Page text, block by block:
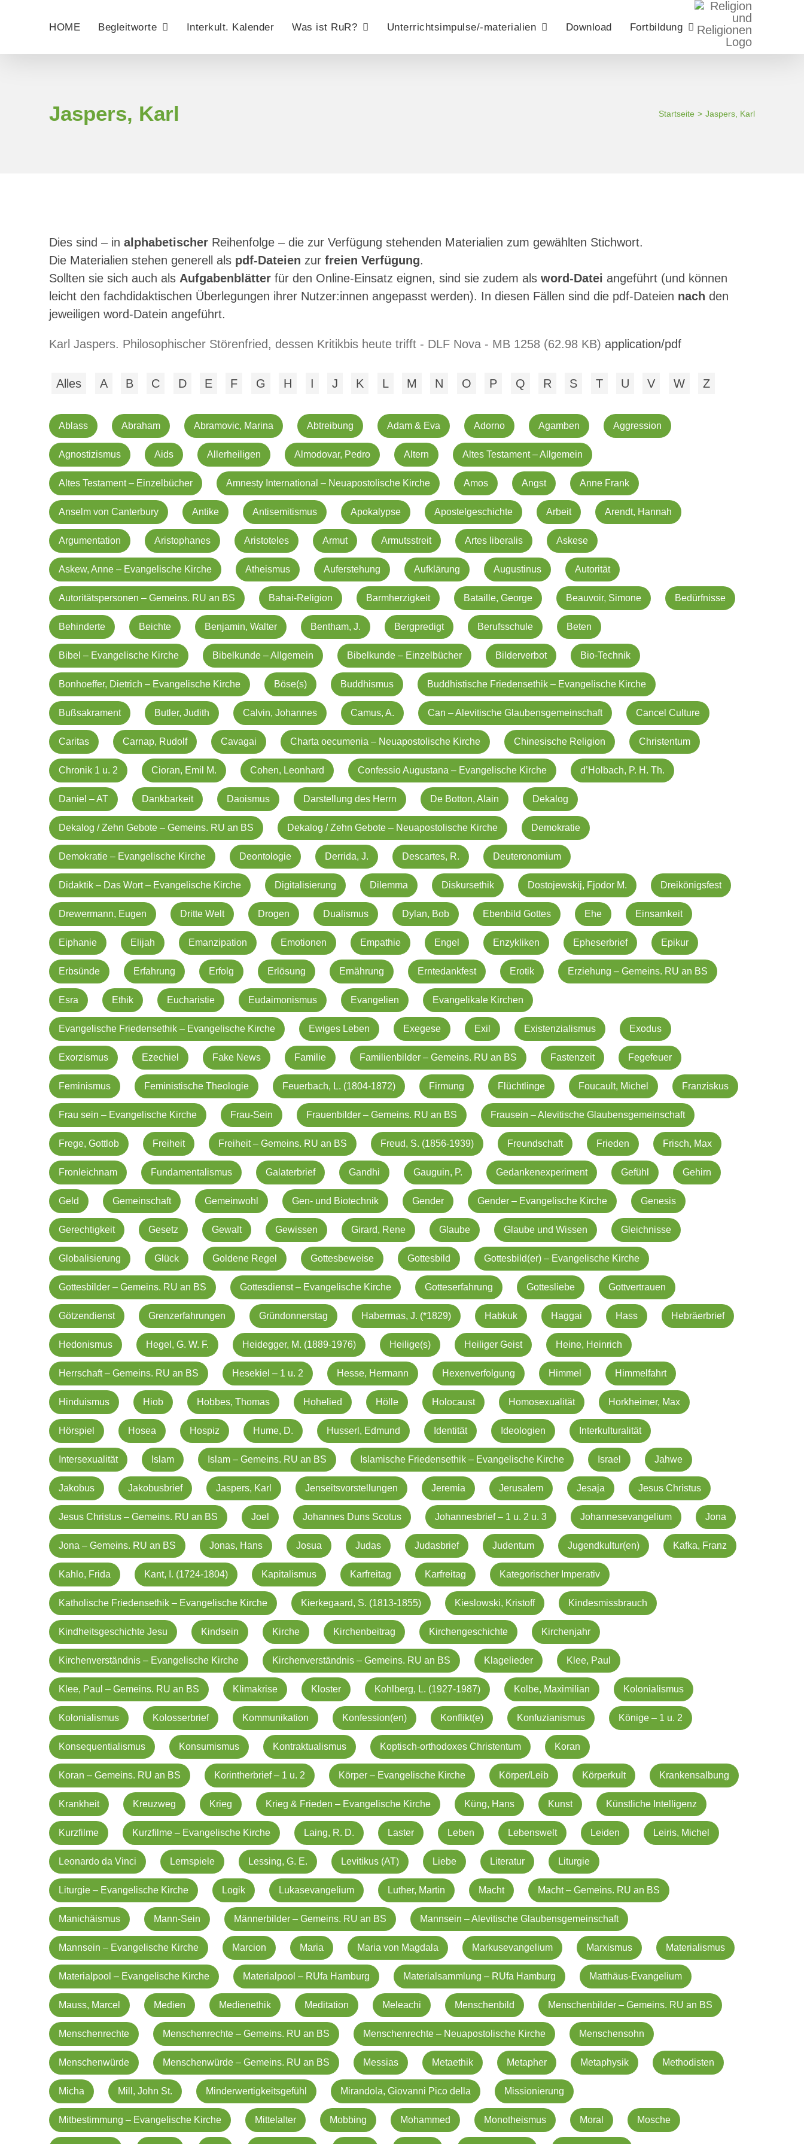
HOME Begleitworte Interkult. Kalender Was ist RuR? Unterrichtsimpulse/-materialien Download Fortbildung
Jaspers, Karl Startseite Jaspers, Karl
Dies sind – in alphabetischer Reihenfolge – die zur Verfügung stehenden Materialien zum gewählten Stichwort.
Die Materialien stehen generell als pdf-Dateien zur freien Verfügung.
Sollten sie sich auch als Aufgabenblätter für den Online-Einsatz eignen, sind sie zudem als word-Datei angeführt (und können
leicht den fachdidaktischen Überlegungen ihrer Nutzer:innen angepasst werden). In diesen Fällen sind die pdf-Dateien nach den
jeweiligen word-Datein angeführt.
Karl Jaspers. Philosophischer Störenfried, dessen Kritikbis heute trifft - DLF Nova - MB 1258 (62.98 KB) application/pdf
Alles A B C D E F G H I J K L M N O P Q R S T U V W Z
Ablass Abraham Abramovic, Marina Abtreibung Adam & Eva Adorno Agamben Aggression
Agnostizismus Aids Allerheiligen Almodovar, Pedro Altern Altes Testament – Allgemein
Altes Testament – Einzelbücher Amnesty International – Neuapostolische Kirche Amos Angst Anne Frank
Anselm von Canterbury Antike Antisemitismus Apokalypse Apostelgeschichte Arbeit Arendt, Hannah
Argumentation Aristophanes Aristoteles Armut Armutsstreit Artes liberalis Askese
Askew, Anne – Evangelische Kirche Atheismus Auferstehung Aufklärung Augustinus Autorität
Autoritätspersonen – Gemeins. RU an BS Bahai-Religion Barmherzigkeit Bataille, George Beauvoir, Simone Bedürfnisse
Behinderte Beichte Benjamin, Walter Bentham, J. Bergpredigt Berufsschule Beten
Bibel – Evangelische Kirche Bibelkunde – Allgemein Bibelkunde – Einzelbücher Bilderverbot Bio-Technik
Bonhoeffer, Dietrich – Evangelische Kirche Böse(s) Buddhismus Buddhistische Friedensethik – Evangelische Kirche
Bußsakrament Butler, Judith Calvin, Johannes Camus, A. Can – Alevitische Glaubensgemeinschaft Cancel Culture
Caritas Carnap, Rudolf Cavagai Charta oecumenia – Neuapostolische Kirche Chinesische Religion Christentum
Chronik 1 u. 2 Cioran, Emil M. Cohen, Leonhard Confessio Augustana – Evangelische Kirche d’Holbach, P. H. Th.
Daniel – AT Dankbarkeit Daoismus Darstellung des Herrn De Botton, Alain Dekalog
Dekalog / Zehn Gebote – Gemeins. RU an BS Dekalog / Zehn Gebote – Neuapostolische Kirche Demokratie
Demokratie – Evangelische Kirche Deontologie Derrida, J. Descartes, R. Deuteronomium
Didaktik – Das Wort – Evangelische Kirche Digitalisierung Dilemma Diskursethik Dostojewskij, Fjodor M. Dreikönigsfest
Drewermann, Eugen Dritte Welt Drogen Dualismus Dylan, Bob Ebenbild Gottes Ehe Einsamkeit
Eiphanie Elijah Emanzipation Emotionen Empathie Engel Enzykliken Epheserbrief Epikur
Erbsünde Erfahrung Erfolg Erlösung Ernährung Erntedankfest Erotik Erziehung – Gemeins. RU an BS
Esra Ethik Eucharistie Eudaimonismus Evangelien Evangelikale Kirchen
Evangelische Friedensethik – Evangelische Kirche Ewiges Leben Exegese Exil Existenzialismus Exodus
Exorzismus Ezechiel Fake News Familie Familienbilder – Gemeins. RU an BS Fastenzeit Fegefeuer
Feminismus Feministische Theologie Feuerbach, L. (1804-1872) Firmung Flüchtlinge Foucault, Michel Franziskus
Frau sein – Evangelische Kirche Frau-Sein Frauenbilder – Gemeins. RU an BS Frausein – Alevitische Glaubensgemeinschaft
Frege, Gottlob Freiheit Freiheit – Gemeins. RU an BS Freud, S. (1856-1939) Freundschaft Frieden Frisch, Max
Fronleichnam Fundamentalismus Galaterbrief Gandhi Gauguin, P. Gedankenexperiment Gefühl Gehirn
Geld Gemeinschaft Gemeinwohl Gen- und Biotechnik Gender Gender – Evangelische Kirche Genesis
Gerechtigkeit Gesetz Gewalt Gewissen Girard, Rene Glaube Glaube und Wissen Gleichnisse
Globalisierung Glück Goldene Regel Gottesbeweise Gottesbild Gottesbild(er) – Evangelische Kirche
Gottesbilder – Gemeins. RU an BS Gottesdienst – Evangelische Kirche Gotteserfahrung Gottesliebe Gottvertrauen
Götzendienst Grenzerfahrungen Gründonnerstag Habermas, J. (*1829) Habkuk Haggai Hass Hebräerbrief
Hedonismus Hegel, G. W. F. Heidegger, M. (1889-1976) Heilige(s) Heiliger Geist Heine, Heinrich
Herrschaft – Gemeins. RU an BS Hesekiel – 1 u. 2 Hesse, Hermann Hexenverfolgung Himmel Himmelfahrt
Hinduismus Hiob Hobbes, Thomas Hohelied Hölle Holocaust Homosexualität Horkheimer, Max
Hörspiel Hosea Hospiz Hume, D. Husserl, Edmund Identität Ideologien Interkulturalität
Intersexualität Islam Islam – Gemeins. RU an BS Islamische Friedensethik – Evangelische Kirche Israel Jahwe
Jakobus Jakobusbrief Jaspers, Karl Jenseitsvorstellungen Jeremia Jerusalem Jesaja Jesus Christus
Jesus Christus – Gemeins. RU an BS Joel Johannes Duns Scotus Johannesbrief – 1 u. 2 u. 3 Johannesevangelium Jona
Jona – Gemeins. RU an BS Jonas, Hans Josua Judas Judasbrief Judentum Jugendkultur(en) Kafka, Franz
Kahlo, Frida Kant, I. (1724-1804) Kapitalismus Karfreitag Karfreitag Kategorischer Imperativ
Katholische Friedensethik – Evangelische Kirche Kierkegaard, S. (1813-1855) Kieslowski, Kristoff Kindesmissbrauch
Kindheitsgeschichte Jesu Kindsein Kirche Kirchenbeitrag Kirchengeschichte Kirchenjahr
Kirchenverständnis – Evangelische Kirche Kirchenverständnis – Gemeins. RU an BS Klagelieder Klee, Paul
Klee, Paul – Gemeins. RU an BS Klimakrise Kloster Kohlberg, L. (1927-1987) Kolbe, Maximilian Kolonialismus
Kolonialismus Kolosserbrief Kommunikation Konfession(en) Konflikt(e) Konfuzianismus Könige – 1 u. 2
Konsequentialismus Konsumismus Kontraktualismus Koptisch-orthodoxes Christentum Koran
Koran – Gemeins. RU an BS Korintherbrief – 1 u. 2 Körper – Evangelische Kirche Körper/Leib Körperkult Krankensalbung
Krankheit Kreuzweg Krieg Krieg & Frieden – Evangelische Kirche Küng, Hans Kunst Künstliche Intelligenz
Kurzfilme Kurzfilme – Evangelische Kirche Laing, R. D. Laster Leben Lebenswelt Leiden Leiris, Michel
Leonardo da Vinci Lernspiele Lessing, G. E. Levitikus (AT) Liebe Literatur Liturgie
Liturgie – Evangelische Kirche Logik Lukasevangelium Luther, Martin Macht Macht – Gemeins. RU an BS
Manichäismus Mann-Sein Männerbilder – Gemeins. RU an BS Mannsein – Alevitische Glaubensgemeinschaft
Mannsein – Evangelische Kirche Marcion Maria Maria von Magdala Markusevangelium Marxismus Materialismus
Materialpool – Evangelische Kirche Materialpool – RUfa Hamburg Materialsammlung – RUfa Hamburg Matthäus-Evangelium
Mauss, Marcel Medien Medienethik Meditation Meleachi Menschenbild Menschenbilder – Gemeins. RU an BS
Menschenrechte Menschenrechte – Gemeins. RU an BS Menschenrechte – Neuapostolische Kirche Menschensohn
Menschenwürde Menschenwürde – Gemeins. RU an BS Messias Metaethik Metapher Metaphysik Methodisten
Micha Mill, John St. Minderwertigkeitsgefühl Mirandola, Giovanni Pico della Missionierung
Mitbestimmung – Evangelische Kirche Mittelalter Mobbing Mohammed Monotheismus Moral Mosche